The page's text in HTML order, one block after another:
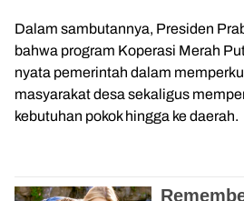
Dalam sambutannya, Presiden
bahwa program Koperasi Merah
nyata pemerintah dalam
masyarakat desa sekaligus
kebutuhan pokok hingga ke daerah.